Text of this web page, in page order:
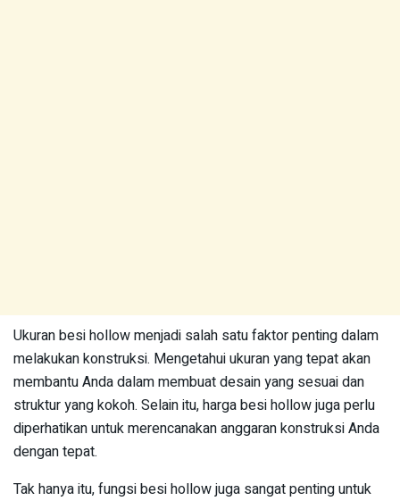
Ukuran besi hollow menjadi salah satu faktor penting dalam
melakukan konstruksi. Mengetahui ukuran yang tepat akan
membantu Anda dalam membuat desain yang sesuai dan
struktur yang kokoh. Selain itu, harga besi hollow juga perlu
diperhatikan untuk merencanakan anggaran konstruksi Anda
dengan tepat.
Tak hanya itu, fungsi besi hollow juga sangat penting untuk